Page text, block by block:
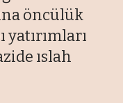
öncülük
yatırımları
ıslah